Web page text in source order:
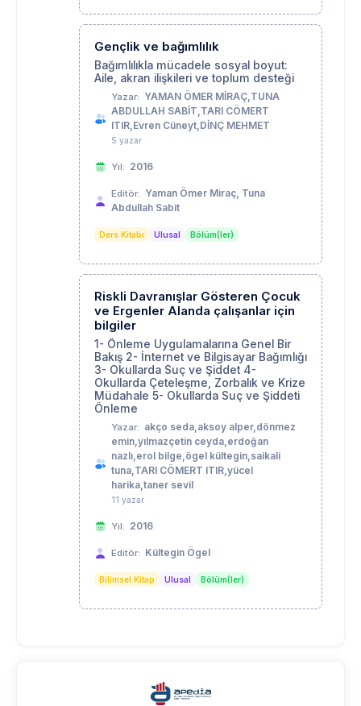
Gençlik ve bağımlılık
Bağımlılıkla mücadele sosyal boyut:
Aile, akran ilişkileri ve toplum desteği
Yazar: YAMAN ÖMER MİRAÇ,TUNA
ABDULLAH SABİT,TARI CÖMERT
ITIR,Evren Cüneyt,DİNÇ MEHMET
5 yazar
Yıl: 2016
Editör: Yaman Ömer Miraç, Tuna
Abdullah Sabit
Ders Kitabı Ulusal Bölüm(ler)
Riskli Davranışlar Gösteren Çocuk
ve Ergenler Alanda çalışanlar için
bilgiler
1- Önleme Uygulamalarına Genel Bir
Bakış 2- İnternet ve Bilgisayar Bağımlığı
3- Okullarda Suç ve Şiddet 4-
Okullarda Çeteleşme, Zorbalık ve Krize
Müdahale 5- Okullarda Suç ve Şiddeti
Önleme
Yazar: akço seda,aksoy alper,dönmez
emin,yılmazçetin ceyda,erdoğan
nazlı,erol bilge,ögel kültegin,saikali
tuna,TARI CÖMERT ITIR,yücel
harika,taner sevil
11 yazar
Yıl: 2016
Editör: Kültegin Ögel
Bilimsel Kitap Ulusal Bölüm(ler)